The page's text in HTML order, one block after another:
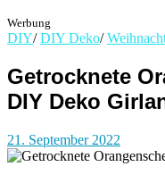
Werbung
DIY/ DIY Deko/
Getrocknete
DIY Deko
21. September 2022